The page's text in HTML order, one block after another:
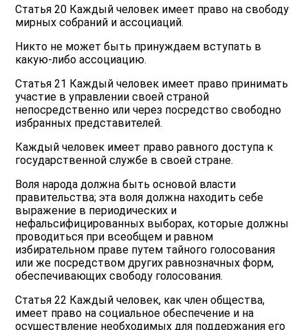
Статья 20 Каждый человек имеет право на свободу
мирных собраний и ассоциаций.
Никто не может быть принуждаем вступать в
какую-либо ассоциацию.
Статья 21 Каждый человек имеет право принимать
участие в управлении своей страной
непосредственно или через посредство свободно
избранных представителей.
Каждый человек имеет право равного доступа к
государственной службе в своей стране.
Воля народа должна быть основой власти
правительства; эта воля должна находить себе
выражение в периодических и
нефальсифицированных выборах, которые должны
проводиться при всеобщем и равном
избирательном праве путем тайного голосования
или же посредством других равнозначных форм,
обеспечивающих свободу голосования.
Статья 22 Каждый человек, как член общества,
имеет право на социальное обеспечение и на
осуществление необходимых для поддержания его